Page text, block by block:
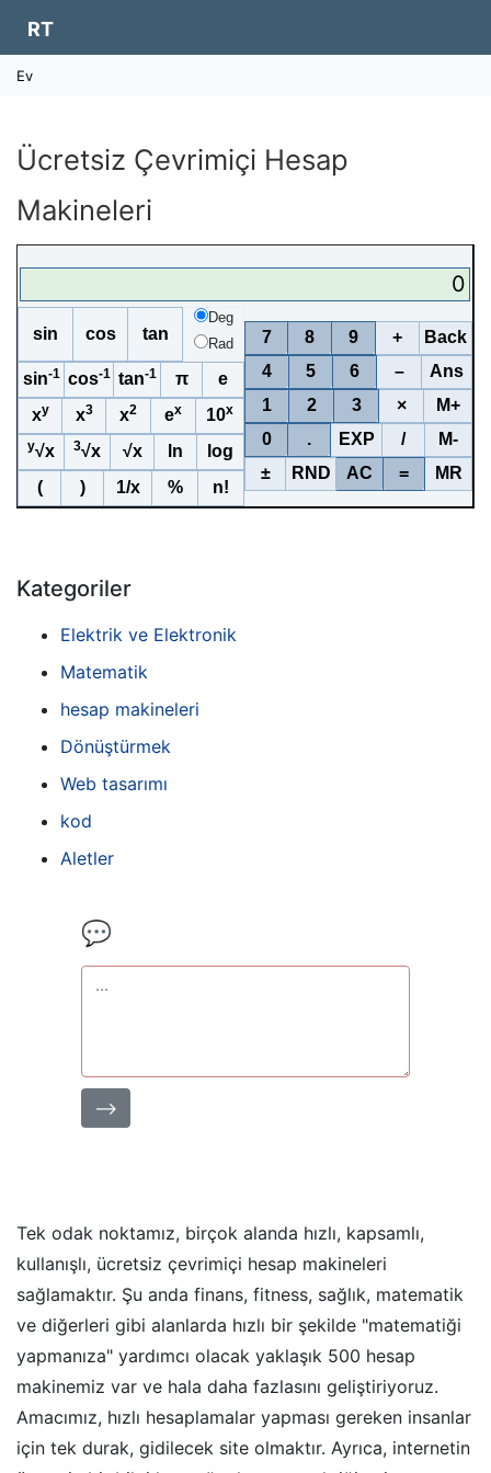
RT
Ev
Ücretsiz Çevrimiçi Hesap
Makineleri
0
sin cos tan
Deg
Rad
sin-1 cos-1 tan-1 π
e
xy x3 x2 ex 10x
y√x 3√x √x ln
log
(
) 1/x % n!
7 8 9 +
Back
4
5 6 –
Ans
1
2 3 ×
M+
0
. EXP /
M-
±
RND AC = MR
Kategoriler
Elektrik ve Elektronik
Matematik
hesap makineleri
Dönüştürmek
Web tasarımı
kod
Aletler
💬
⟶
Tek odak noktamız, birçok alanda hızlı, kapsamlı,
kullanışlı, ücretsiz çevrimiçi hesap makineleri
sağlamaktır. Şu anda finans, fitness, sağlık, matematik
ve diğerleri gibi alanlarda hızlı bir şekilde "matematiği
yapmanıza" yardımcı olacak yaklaşık 500 hesap
makinemiz var ve hala daha fazlasını geliştiriyoruz.
Amacımız, hızlı hesaplamalar yapması gereken insanlar
için tek durak, gidilecek site olmaktır. Ayrıca, internetin